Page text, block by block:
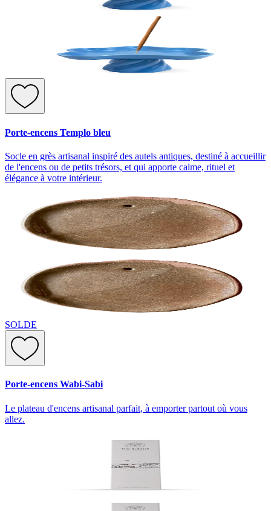
Porte-encens Templo bleu
Socle en grès artisanal inspiré des autels antiques, destiné à accueillir
de l'encens ou de petits trésors, et qui apporte calme, rituel et
élégance à votre intérieur.
SOLDE
Porte-encens Wabi-Sabi
Le plateau d'encens artisanal parfait, à emporter partout où vous
allez.